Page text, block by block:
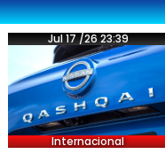
Jul 17 /26 23:39
Internacional